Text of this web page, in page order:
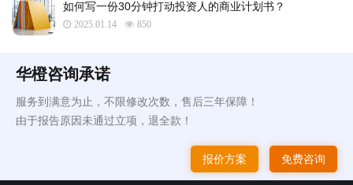
如何写一份30分钟打动投资人的商业计划书？
2025.01.14 850
华橙咨询承诺
服务到满意为止，不限修改次数，售后三年保障！
由于报告原因未通过立项，退全款！
报价方案 免费咨询